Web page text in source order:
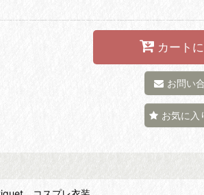
カート
お問い
お気に入